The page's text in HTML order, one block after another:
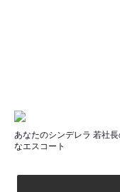
あなたのシンデレラ 若社長
なエスコート